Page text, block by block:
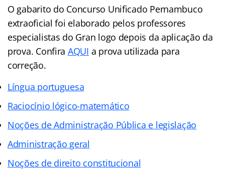
O gabarito do Concurso Unificado Pernambuco
extraoficial foi elaborado pelos professores
especialistas do Gran logo depois da aplicação da
prova. Confira AQUI a prova utilizada para
correção.
Língua portuguesa
Raciocínio lógico-matemático
Noções de Administração Pública e legislação
Administração geral
Noções de direito constitucional